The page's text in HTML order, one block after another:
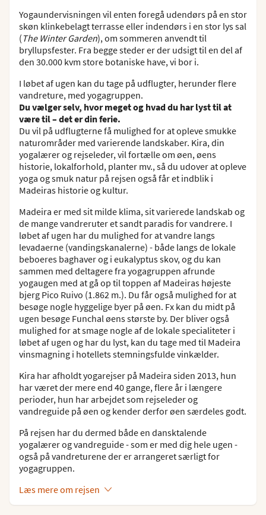
Yogaundervisningen vil enten foregå udendørs på en stor
skøn klinkebelagt terrasse eller indendørs i en stor lys sal
( The Winter Garden), om sommeren anvendt til
bryllupsfester. Fra begge steder er der udsigt til en del af
den 30.000 kvm store botaniske have, vi bor i.
I løbet af ugen kan du tage på udflugter, herunder flere
vandreture, med yogagruppen.
Du vælger selv, hvor meget og hvad du har lyst til at
være til – det er din ferie.
Du vil på udflugterne få mulighed for at opleve smukke
naturområder med varierende landskaber. Kira, din
yogalærer og rejseleder, vil fortælle om øen, øens
historie, lokalforhold, planter mv., så du udover at opleve
yoga og smuk natur på rejsen også får et indblik i
Madeiras historie og kultur.
Madeira er med sit milde klima, sit varierede landskab og
de mange vandreruter et sandt paradis for vandrere. I
løbet af ugen har du mulighed for at vandre langs
levadaerne (vandingskanalerne) - både langs de lokale
beboeres baghaver og i eukalyptus skov, og du kan
sammen med deltagere fra yogagruppen afrunde
yogaugen med at gå op til toppen af Madeiras højeste
bjerg Pico Ruivo (1.862 m.). Du får også mulighed for at
besøge nogle hyggelige byer på øen. Fx kan du midt på
ugen besøge Funchal øens største by. Der bliver også
mulighed for at smage nogle af de lokale specialiteter i
løbet af ugen og har du lyst, kan du tage med til Madeira
vinsmagning i hotellets stemningsfulde vinkælder.
Kira har afholdt yogarejser på Madeira siden 2013, hun
har været der mere end 40 gange, flere år i længere
perioder, hun har arbejdet som rejseleder og
vandreguide på øen og kender derfor øen særdeles godt.
På rejsen har du dermed både en dansktalende
yogalærer og vandreguide - som er med dig hele ugen -
også på vandreturene der er arrangeret særligt for
yogagruppen.
Læs mere om rejsen